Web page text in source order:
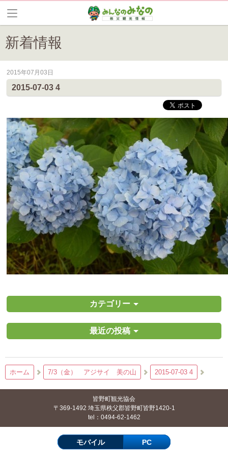
新着情報
皆野町のイベントやお祭り、花情報等の最新情報や観光協会会員情報
2015年07月03日
2015-07-03 4
カテゴリー
最近の投稿
ホーム 7/3（金） アジサイ 美の山 2015-07-03 4
皆野町観光協会
〒369-1492 埼玉県秩父郡皆野町皆野1420-1
tel：0494-62-1462
モバイル PC